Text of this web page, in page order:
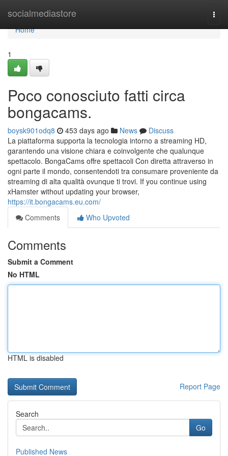
socialmediastore
Home
Home
1
Poco conosciuto fatti circa
bongacams.
boysk901odq8 453 days ago News
Discuss
La piattaforma supporta la tecnologia intorno a streaming HD,
garantendo una visione chiara e coinvolgente che qualunque
spettacolo. BongaCams offre spettacoli Con diretta attraverso in
ogni parte il mondo, consentendoti tra consumare proveniente da
streaming di alta qualità ovunque ti trovi. If you continue using
xHamster without updating your browser,
https://it.bongacams.eu.com/
Comments
Who Upvoted
Comments
Submit a Comment
No HTML
HTML is disabled
Report Page
Search
Go
Published News